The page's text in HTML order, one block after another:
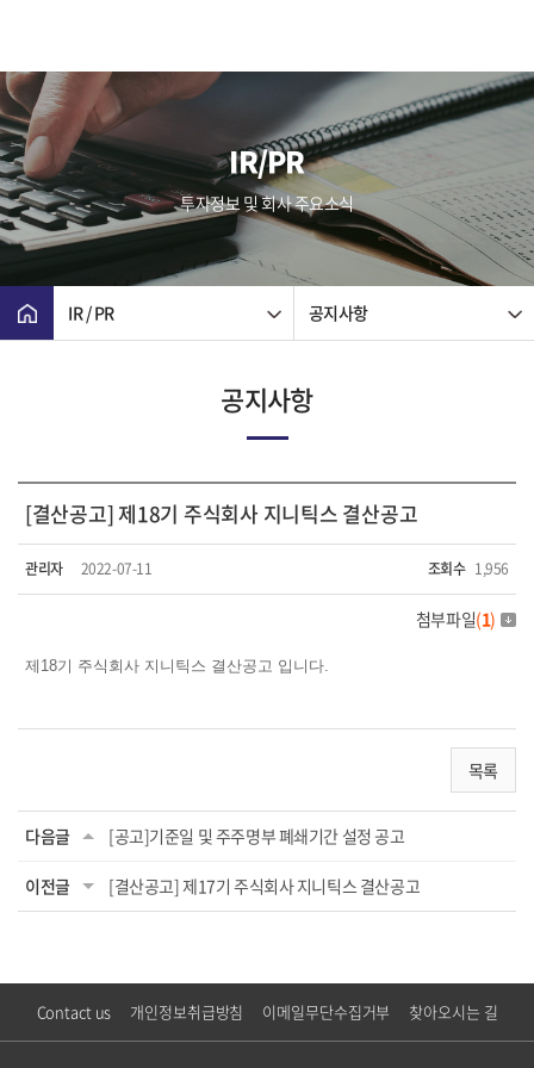
IR/PR
투자정보 및 회사 주요소식
IR / PR 공지사항
공지사항
[결산공고] 제18기 주식회사 지니틱스 결산공고
관리자 2022-07-11 조회수 1,956
첨부파일(1)
제18기 주식회사 지니틱스 결산공고 입니다.
목록
다음글 [공고]기준일 및 주주명부 폐쇄기간 설정 공고
이전글 [결산공고] 제17기 주식회사 지니틱스 결산공고
Contact us 개인정보취급방침 이메일무단수집거부 찾아오시는 길